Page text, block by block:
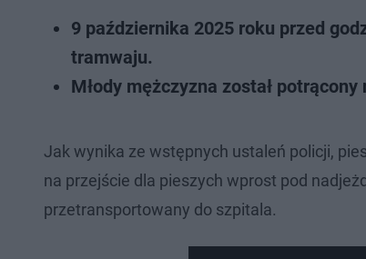
9 października 2025 roku przed
tramwaju.
Młody mężczyzna został
Jak wynika ze wstępnych ustaleń policji,
na przejście dla pieszych wprost pod
przetransportowany do szpitala.